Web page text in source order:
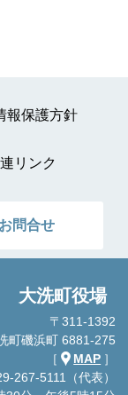
報保護方針
リンク
お問合せ
大洗町役場
〒311-1392
町磯浜町 6881-275
［
MAP ］
267-5111（代表）